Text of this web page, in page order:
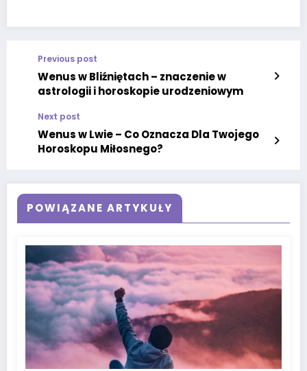
Previous post
Wenus w Bliźniętach – znaczenie w
astrologii i horoskopie urodzeniowym
Next post
Wenus w Lwie – Co Oznacza Dla Twojego
Horoskopu Miłosnego?
POWIĄZANE ARTYKUŁY